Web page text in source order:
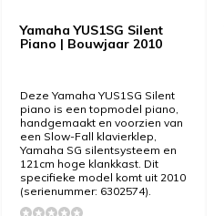
Yamaha YUS1SG Silent
Piano | Bouwjaar 2010
Deze Yamaha YUS1SG Silent
piano is een topmodel piano,
handgemaakt en voorzien van
een Slow-Fall klavierklep,
Yamaha SG silentsysteem en
121cm hoge klankkast. Dit
specifieke model komt uit 2010
(serienummer: 6302574).